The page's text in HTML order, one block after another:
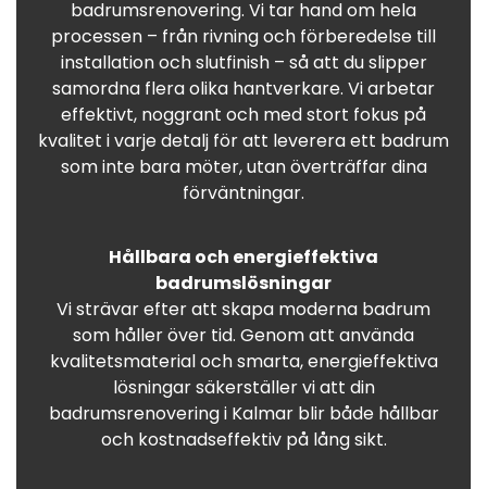
badrumsrenovering. Vi tar hand om hela
processen – från rivning och förberedelse till
installation och slutfinish – så att du slipper
samordna flera olika hantverkare. Vi arbetar
effektivt, noggrant och med stort fokus på
kvalitet i varje detalj för att leverera ett badrum
som inte bara möter, utan överträffar dina
förväntningar.
Hållbara och energieffektiva
badrumslösningar
Vi strävar efter att skapa moderna badrum
som håller över tid. Genom att använda
kvalitetsmaterial och smarta, energieffektiva
lösningar säkerställer vi att din
badrumsrenovering i Kalmar blir både hållbar
och kostnadseffektiv på lång sikt.